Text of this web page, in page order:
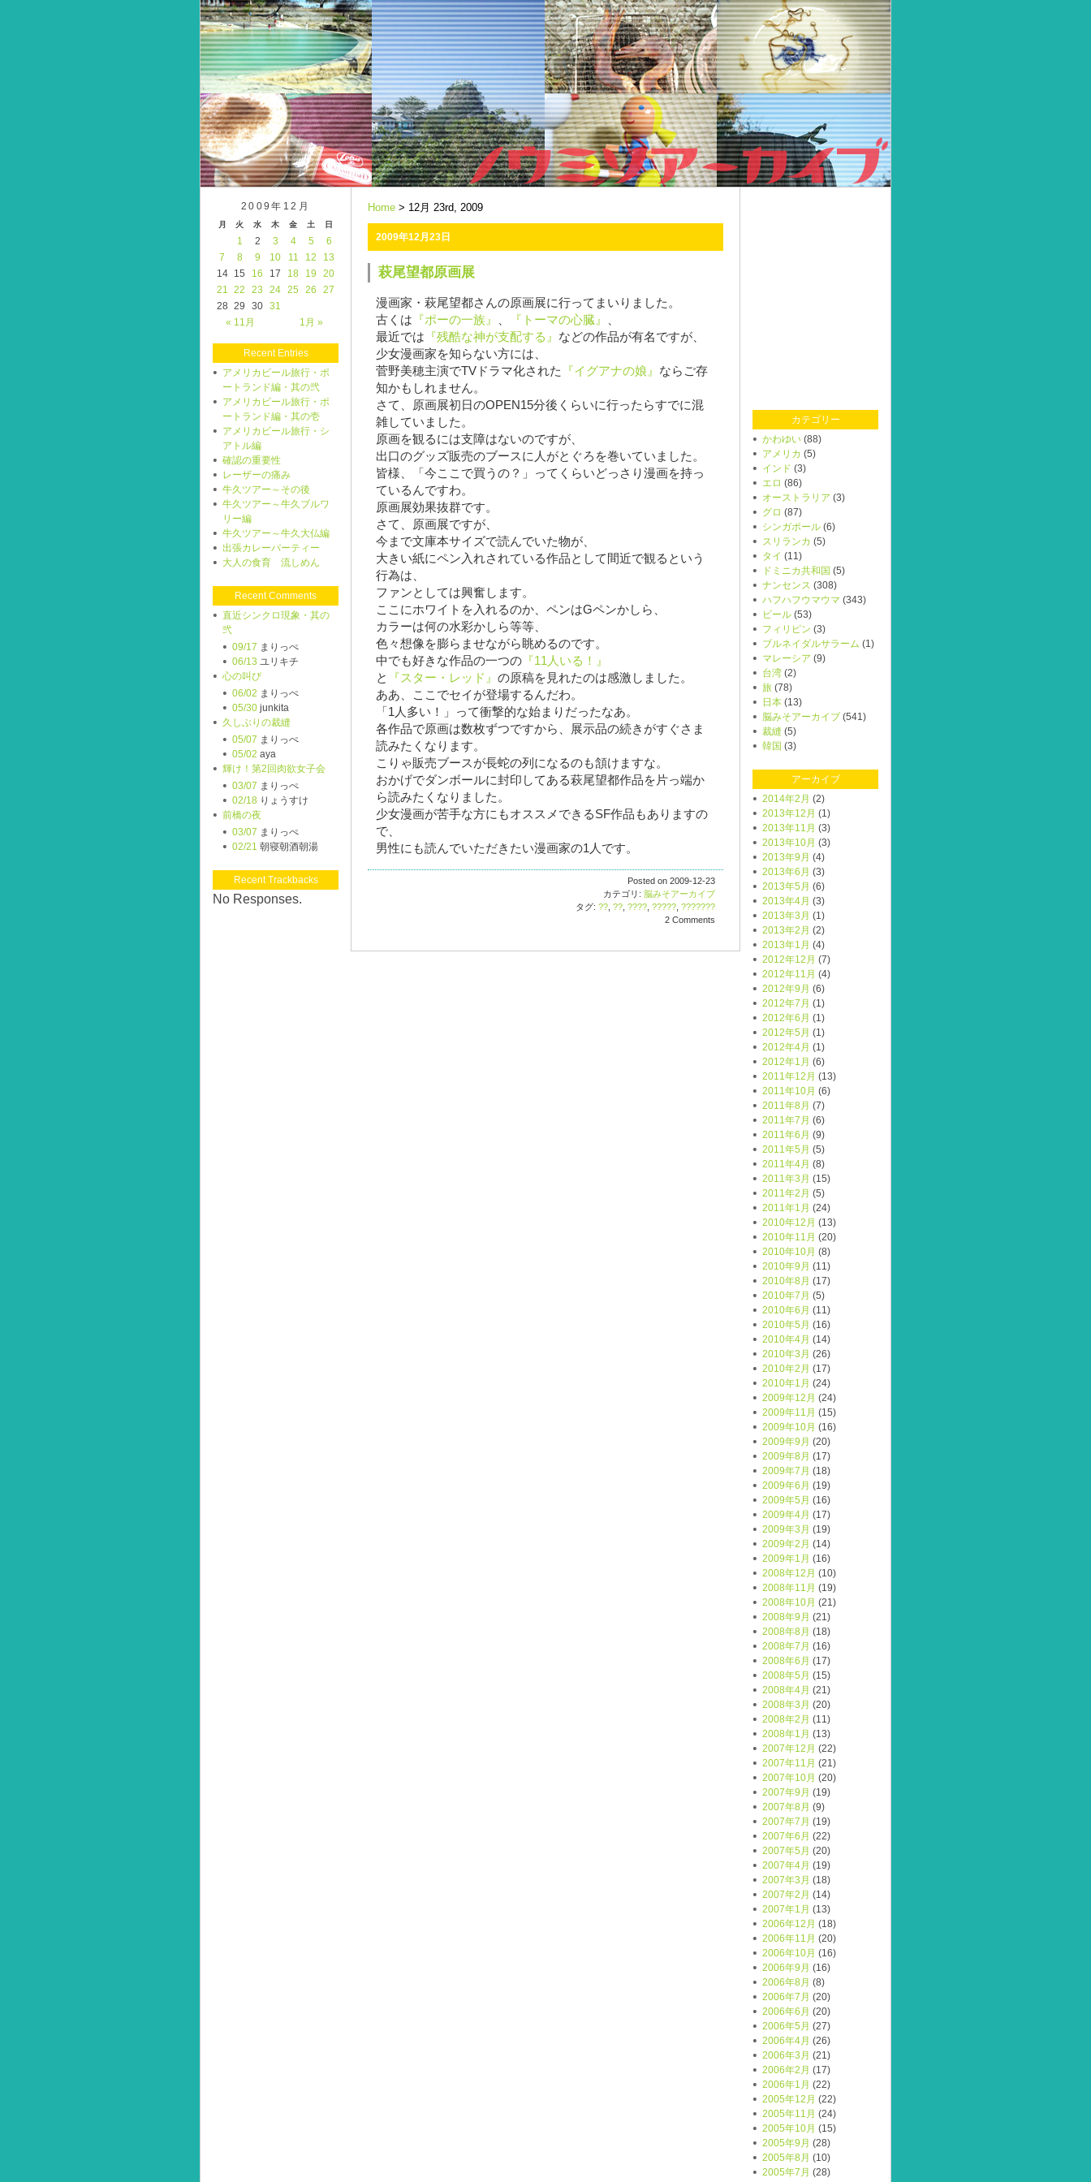
Home > 12月 23rd, 2009
2009年12月23日
萩尾望都原画展
漫画家・萩尾望都さんの原画展に行ってまいりました。
古くは 『ポーの一族』 『トーマの心臓』
最近では 『残酷な神が支配する』 などの作品が有名ですが、
少女漫画家を知らない方には、
菅野美穂主演でTVドラマ化された
『イグアナの娘』 ならご存
知かもしれません。
さて、原画展初日のOPEN15分後くらいに行ったらすでに混
雑していました。
原画を観るには支障はないのですが、
出口のグッズ販売のブースに人がとぐろを巻いていました。
皆様、「今ここで買うの？」ってくらいどっさり漫画を持っ
ているんですわ。
原画展効果抜群です。
さて、原画展ですが、
今まで文庫本サイズで読んでいた物が、
大きい紙にペン入れされている作品として間近で観るという
行為は、
ファンとしては興奮します。
ここにホワイトを入れるのか、ペンはGペンかしら、
カラーは何の水彩かしら等等、
色々想像を膨らませながら眺めるのです。
中でも好きな作品の一つの 『11人いる！』
と
『スター・レッド』 の原稿を見れたのは感激しました。
ああ、ここでセイが登場するんだわ。
「1人多い！」って衝撃的な始まりだったなあ。
各作品で原画は数枚ずつですから、展示品の続きがすぐさま
読みたくなります。
こりゃ販売ブースが長蛇の列になるのも頷けますな。
おかげでダンボールに封印してある萩尾望都作品を片っ端か
ら読みたくなりました。
少女漫画が苦手な方にもオススメできるSF作品もありますの
で、
男性にも読んでいただきたい漫画家の1人です。
Posted on 2009-12-23
カテゴリ: 脳みそアーカイブ
タグ: ?? ?? ???? ????? ???????
2 Comments
2009年12月
月 火 水 木 金 土 日
« 11月 1月 »
1 2 3 4 5
6
7
8 9 10 11 12
13
14
15 16 17 18 19
20
21 22 23 24 25 26
27
28 29 30 31
Recent Entries
アメリカビール旅行・ポ
ートランド編・其の弐
アメリカビール旅行・ポ
ートランド編・其の壱
アメリカビール旅行・シ
アトル編
確認の重要性
レーザーの痛み
牛久ツアー～その後
牛久ツアー～牛久ブルワ
リー編
牛久ツアー～牛久大仏編
出張カレーパーティー
大人の食育 流しめん
Recent Comments
直近シンクロ現象・其の
弐
09/17 まりっぺ
06/13 ユリキチ
心の叫び
06/02 まりっぺ
05/30 junkita
久しぶりの裁縫
05/07 まりっぺ
05/02 aya
輝け！第2回肉欲女子会
03/07 まりっぺ
02/18 りょうすけ
前橋の夜
03/07 まりっぺ
02/21 朝寝朝酒朝湯
Recent Trackbacks
No Responses.
カテゴリー
かわゆい (88)
アメリカ (5)
インド (3)
エロ (86)
オーストラリア (3)
グロ (87)
シンガポール (6)
スリランカ (5)
タイ (11)
ドミニカ共和国 (5)
ナンセンス (308)
ハフハフウマウマ (343)
ビール (53)
フィリピン (3)
ブルネイダルサラーム (1)
マレーシア (9)
台湾 (2)
旅 (78)
日本 (13)
脳みそアーカイブ (541)
裁縫 (5)
韓国 (3)
アーカイブ
2014年2月 (2)
2013年12月 (1)
2013年11月 (3)
2013年10月 (3)
2013年9月 (4)
2013年6月 (3)
2013年5月 (6)
2013年4月 (3)
2013年3月 (1)
2013年2月 (2)
2013年1月 (4)
2012年12月 (7)
2012年11月 (4)
2012年9月 (6)
2012年7月 (1)
2012年6月 (1)
2012年5月 (1)
2012年4月 (1)
2012年1月 (6)
2011年12月 (13)
2011年10月 (6)
2011年8月 (7)
2011年7月 (6)
2011年6月 (9)
2011年5月 (5)
2011年4月 (8)
2011年3月 (15)
2011年2月 (5)
2011年1月 (24)
2010年12月 (13)
2010年11月 (20)
2010年10月 (8)
2010年9月 (11)
2010年8月 (17)
2010年7月 (5)
2010年6月 (11)
2010年5月 (16)
2010年4月 (14)
2010年3月 (26)
2010年2月 (17)
2010年1月 (24)
2009年12月 (24)
2009年11月 (15)
2009年10月 (16)
2009年9月 (20)
2009年8月 (17)
2009年7月 (18)
2009年6月 (19)
2009年5月 (16)
2009年4月 (17)
2009年3月 (19)
2009年2月 (14)
2009年1月 (16)
2008年12月 (10)
2008年11月 (19)
2008年10月 (21)
2008年9月 (21)
2008年8月 (18)
2008年7月 (16)
2008年6月 (17)
2008年5月 (15)
2008年4月 (21)
2008年3月 (20)
2008年2月 (11)
2008年1月 (13)
2007年12月 (22)
2007年11月 (21)
2007年10月 (20)
2007年9月 (19)
2007年8月 (9)
2007年7月 (19)
2007年6月 (22)
2007年5月 (20)
2007年4月 (19)
2007年3月 (18)
2007年2月 (14)
2007年1月 (13)
2006年12月 (18)
2006年11月 (20)
2006年10月 (16)
2006年9月 (16)
2006年8月 (8)
2006年7月 (20)
2006年6月 (20)
2006年5月 (27)
2006年4月 (26)
2006年3月 (21)
2006年2月 (17)
2006年1月 (22)
2005年12月 (22)
2005年11月 (24)
2005年10月 (15)
2005年9月 (28)
2005年8月 (10)
2005年7月 (28)